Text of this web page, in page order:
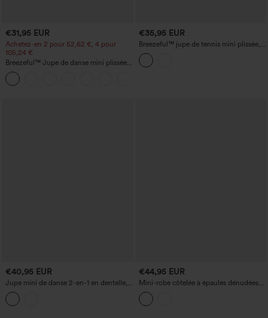
€31,95 EUR
Achetez-en 2 pour 52,62 €, 4 pour
105,24 €
Breezeful™ Jupe de danse mini plissée
taille haute 2-en-1 avec fente latérale et
poche, ourlet asymétrique, séchage
rapide
€35,95 EUR
Breezeful™ jupe de tennis mini plissée,
taille haute, effet croisé, 2-en-1, à
séchage rapide, avec poches
€40,95 EUR
Jupe mini de danse 2-en-1 en dentelle,
taille haute à pans croisés, avec poches.
€44,95 EUR
Mini-robe côtelée à épaules dénudées
avec coussinet non amovible